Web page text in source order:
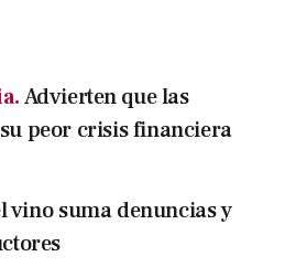
Advierten que las
peor crisis financiera
vino suma denuncias y